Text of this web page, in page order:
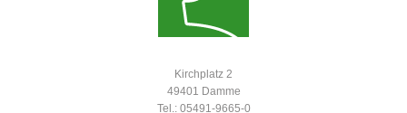
Kirchplatz 2
49401 Damme
Tel.: 05491-9665-0